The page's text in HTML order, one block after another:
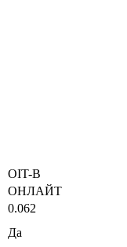
OIT-B
ОНЛАЙТ
0.062
Да